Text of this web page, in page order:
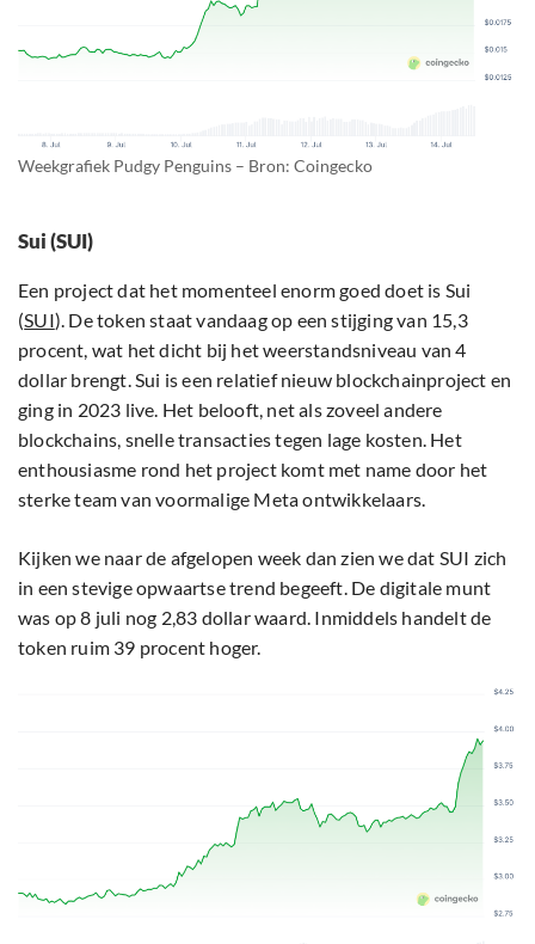
Weekgrafiek Pudgy Penguins – Bron: Coingecko
Sui (SUI)
Een project dat het momenteel enorm goed doet is Sui
(SUI). De token staat vandaag op een stijging van 15,3
procent, wat het dicht bij het weerstandsniveau van 4
dollar brengt. Sui is een relatief nieuw blockchainproject en
ging in 2023 live. Het belooft, net als zoveel andere
blockchains, snelle transacties tegen lage kosten. Het
enthousiasme rond het project komt met name door het
sterke team van voormalige Meta ontwikkelaars.
Kijken we naar de afgelopen week dan zien we dat SUI zich
in een stevige opwaartse trend begeeft. De digitale munt
was op 8 juli nog 2,83 dollar waard. Inmiddels handelt de
token ruim 39 procent hoger.